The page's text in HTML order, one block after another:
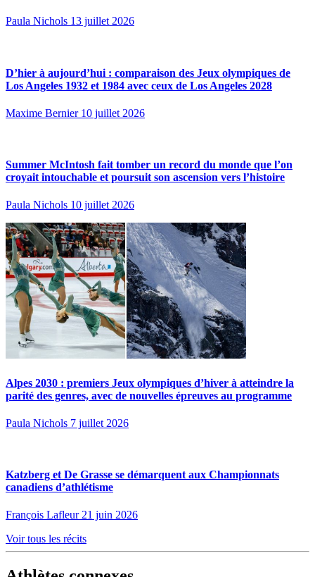
Paula Nichols 13 juillet 2026
D’hier à aujourd’hui : comparaison des Jeux olympiques de
Los Angeles 1932 et 1984 avec ceux de Los Angeles 2028
Maxime Bernier 10 juillet 2026
Summer McIntosh fait tomber un record du monde que l’on
croyait intouchable et poursuit son ascension vers l’histoire
Paula Nichols 10 juillet 2026
Alpes 2030 : premiers Jeux olympiques d’hiver à atteindre la
parité des genres, avec de nouvelles épreuves au programme
Paula Nichols 7 juillet 2026
Katzberg et De Grasse se démarquent aux Championnats
canadiens d’athlétisme
François Lafleur 21 juin 2026
Voir tous les récits